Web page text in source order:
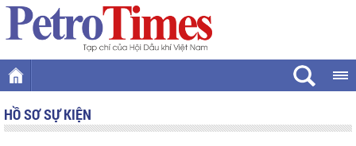
HỒ SƠ SỰ KIỆN